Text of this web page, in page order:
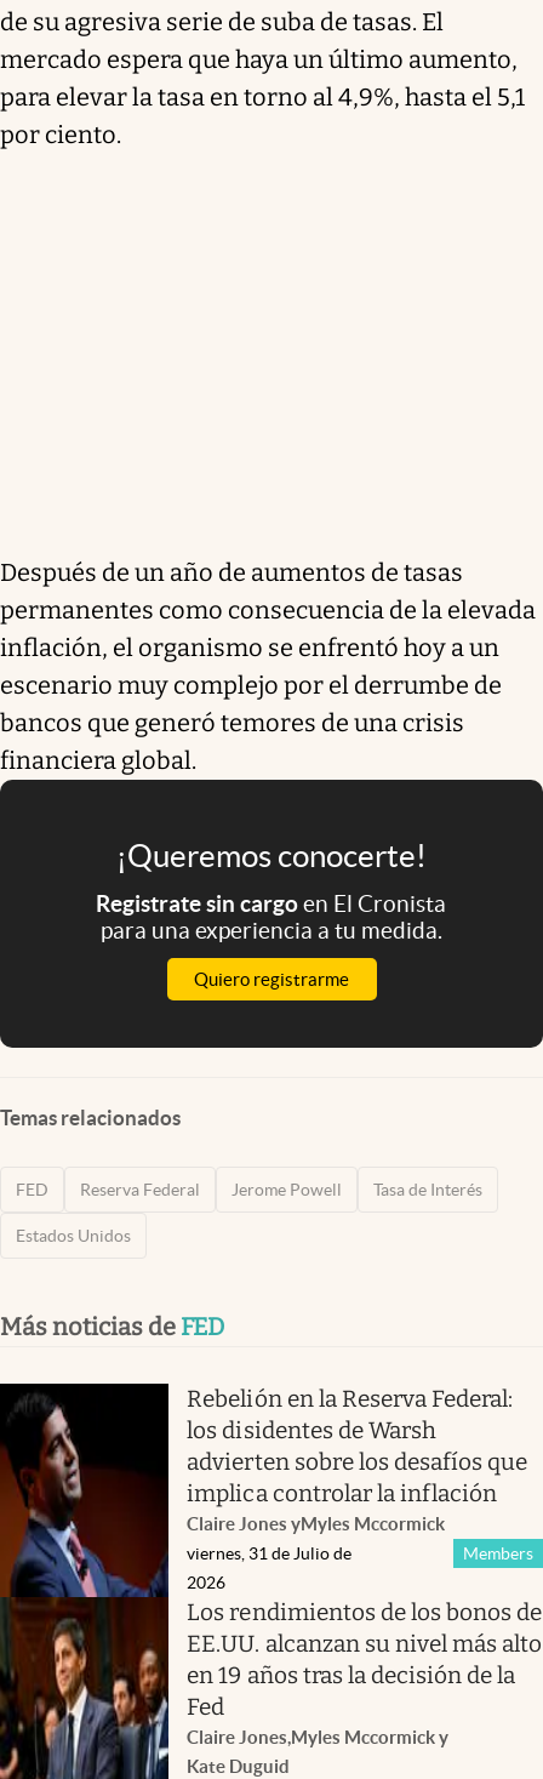
de su agresiva serie de suba de tasas. El
mercado espera que haya un último aumento,
para elevar la tasa en torno al 4,9%, hasta el 5,1
por ciento.
Después de un año de aumentos de tasas
permanentes como consecuencia de la elevada
inflación, el organismo se enfrentó hoy a un
escenario muy complejo por el derrumbe de
bancos que generó temores de una crisis
financiera global.
¡Queremos conocerte!
Registrate sin cargoen El Cronista
para una experiencia a tu medida.
Quiero registrarme
Temas relacionados
FED Reserva Federal Jerome Powell Tasa de Interés
Estados Unidos
Más noticias de FED
Rebelión en la Reserva Federal:
los disidentes de Warsh
advierten sobre los desafíos que
implica controlar la inflación
Claire Jones yMyles Mccormick
Members
viernes, 31 de Julio de
2026
Los rendimientos de los bonos de
EE.UU. alcanzan su nivel más alto
en 19 años tras la decisión de la
Fed
Claire Jones,Myles Mccormicky
Kate Duguid